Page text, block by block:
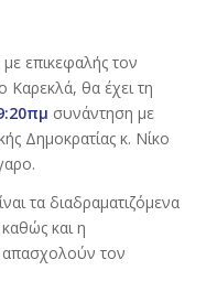
επικεφαλής τον
θα έχει τη
συνάντηση με
Δημοκρατίας κ. Νίκο
τα διαδραματιζόμενα
και η
τον